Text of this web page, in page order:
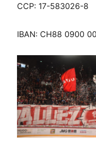
CCP: 17-583026-8
IBAN: CH88 0900